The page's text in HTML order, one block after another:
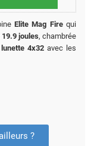
Elite Mag Firequi
19.9 joules, chambrée
lunette 4x32avec les
?